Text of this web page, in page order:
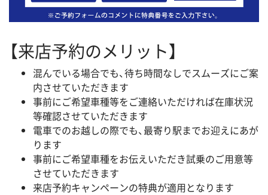
【来店予約のメリット】
混んでいる場合でも、待ち時間なしでスムーズにご案
内させていただきます
事前にご希望車種等をご連絡いただければ在庫状況
等確認させていただきます
電車でのお越しの際でも、最寄り駅までお迎えにあが
ります
事前にご希望車種をお伝えいただき試乗のご用意等
させていただきます
来店予約キャンペーンの特典が適用となります